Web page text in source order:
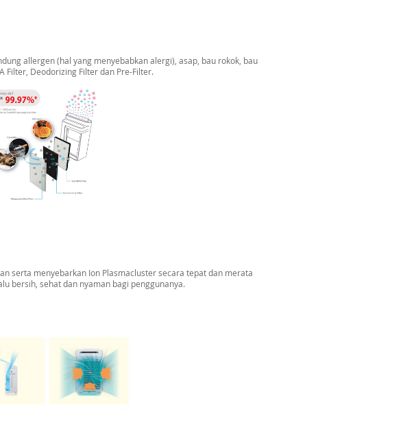
allergen (hal yang menyebabkan alergi), asap, bau rokok, bau
Filter, Deodorizing Filter dan Pre-Filter.
serta menyebarkan Ion Plasmacluster secara tepat dan merata
bersih, sehat dan nyaman bagi penggunanya.